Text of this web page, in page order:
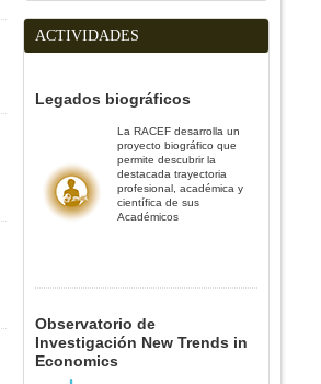
ACTIVIDADES
Legados biográficos
La RACEF desarrolla un
proyecto biográfico que
permite descubrir la
destacada trayectoria
profesional, académica y
científica de sus
Académicos
Observatorio de
Investigación New Trends in
Economics